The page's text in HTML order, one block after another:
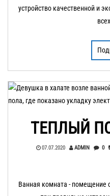
устройство качественной и
ТЕПЛЫЙ
07.07.2020 ADMIN 0
Ванная комната -